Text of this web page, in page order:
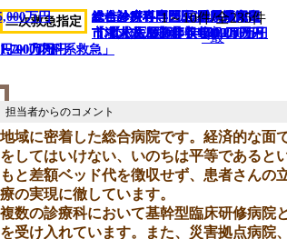
万円
二次救急指定
総合診療科専門医/群馬県沼田
市【求人/医師】年収1,200万円
～2,000万円
地域に密着した総合病院です。経済的な面
をしてはいけない、いのちは平等であると
もと差額ベッド代を徴収せず、患者さんの
療の実現に徹しています。
複数の診療科において基幹型臨床研修病院
を受け入れています。また、災害拠点病院
脊椎外科専門医/福岡県福岡市
【求人/医師】年収1,600万円～
1,700万円
総合診療専門医/三重県津市
【求人/医師】年収1,000万円～
1,700万円
総合診療科専門医/群馬県太田
市/【求人/医師】年収1,200万円
～
総合診療科専門医/香川県丸亀
市津【求人/医師】年収1,800万
円～「内科系救急」
1～10件/全235件
<最